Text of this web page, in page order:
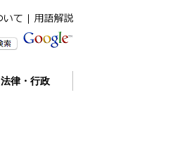
法律・行政